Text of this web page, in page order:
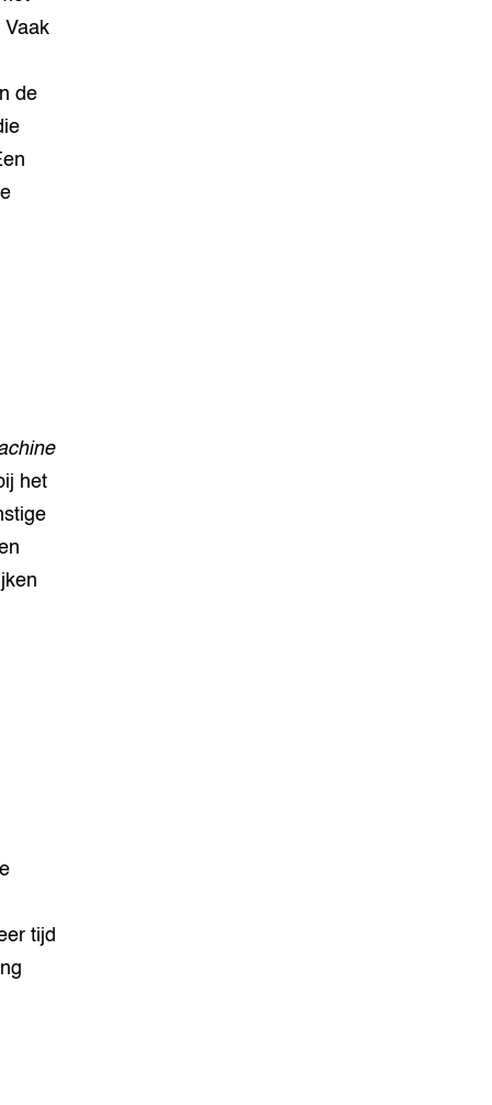
Vaak
de
het
tijd